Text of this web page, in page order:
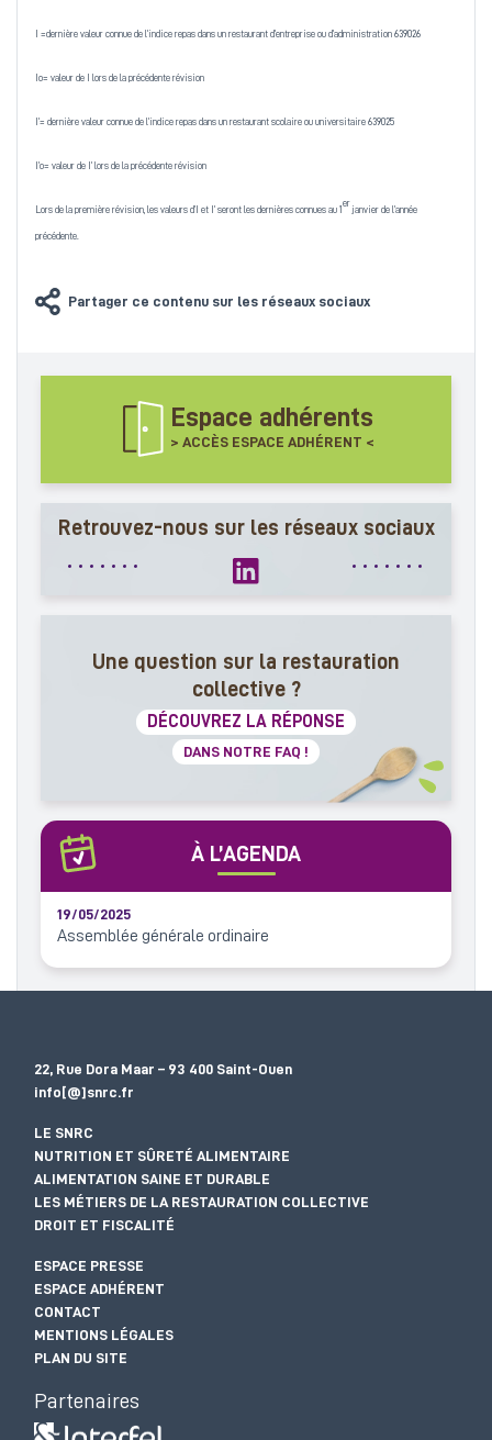
I =dernière valeur connue de l’indice repas dans un restaurant d’entreprise ou d’administration 639026
Io= valeur de I lors de la précédente révision
I’= dernière valeur connue de l’indice repas dans un restaurant scolaire ou universitaire 639025
I’o= valeur de I’ lors de la précédente révision
Lors de la première révision, les valeurs d’I et I’ seront les dernières connues au 1
er
janvier de l’année
précédente.
Partager ce contenu sur les réseaux sociaux
Espace adhérents
> ACCÈS ESPACE ADHÉRENT <
Retrouvez-nous sur les réseaux sociaux
Une question sur la restauration
collective ?
DÉCOUVREZ LA RÉPONSE
DANS NOTRE FAQ !
À L’AGENDA
19/05/2025
Assemblée générale ordinaire
22, Rue Dora Maar – 93 400 Saint-Ouen
info[@]snrc.fr
LE SNRC
NUTRITION ET SÛRETÉ ALIMENTAIRE
ALIMENTATION SAINE ET DURABLE
LES MÉTIERS DE LA RESTAURATION COLLECTIVE
DROIT ET FISCALITÉ
ESPACE PRESSE
ESPACE ADHÉRENT
CONTACT
MENTIONS LÉGALES
PLAN DU SITE
Partenaires